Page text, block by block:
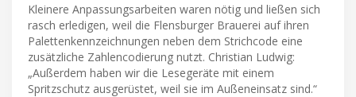
Kleinere Anpassungsarbeiten waren nötig und ließen sich
rasch erledigen, weil die Flensburger Brauerei auf ihren
Palettenkennzeichnungen neben dem Strichcode eine
zusätzliche Zahlencodierung nutzt. Christian Ludwig:
„Außerdem haben wir die Lesegeräte mit einem
Spritzschutz ausgerüstet, weil sie im Außeneinsatz sind.“